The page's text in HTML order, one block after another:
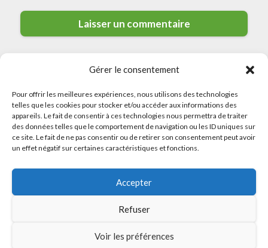
Gérer le consentement
Pour offrir les meilleures expériences, nous utilisons des technologies
telles que les cookies pour stocker et/ou accéder aux informations des
appareils. Le fait de consentir à ces technologies nous permettra de traiter
des données telles que le comportement de navigation ou les ID uniques sur
ce site. Le fait de ne pas consentir ou de retirer son consentement peut avoir
un effet négatif sur certaines caractéristiques et fonctions.
Accepter
Refuser
Voir les préférences
© 2026 Meilleurs Plombiers · All rights reserved
Mentions Légales
Politique de Cookies